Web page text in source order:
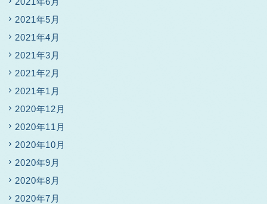
2021年5月
2021年4月
2021年3月
2021年2月
2021年1月
2020年12月
2020年11月
2020年10月
2020年9月
2020年8月
2020年7月